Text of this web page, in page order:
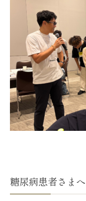
糖尿病患者さまへ